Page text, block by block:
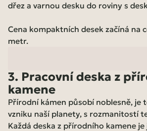
dřez a varnou desku do roviny s
Cena kompaktních desek začíná na
metr.
3. Pracovní deska z
kamene
Přírodní kámen působí noblesně, je
vzniku naší planety, s rozmanitostí
Každá deska z přírodního kamene je